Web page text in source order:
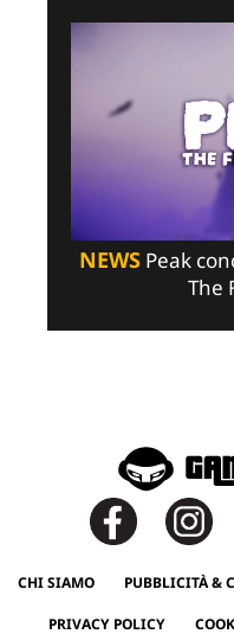
NEWSPeak
The
CHI SIAMO PUBBLICITÀ &
PRIVACY POLICY